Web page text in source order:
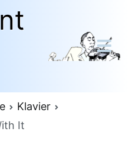
Klavier
It